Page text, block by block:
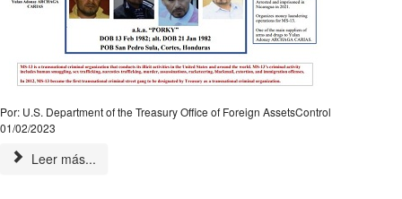
Por: U.S. Department of the Treasury Office of Foreign AssetsControl
01/02/2023
Leer más...